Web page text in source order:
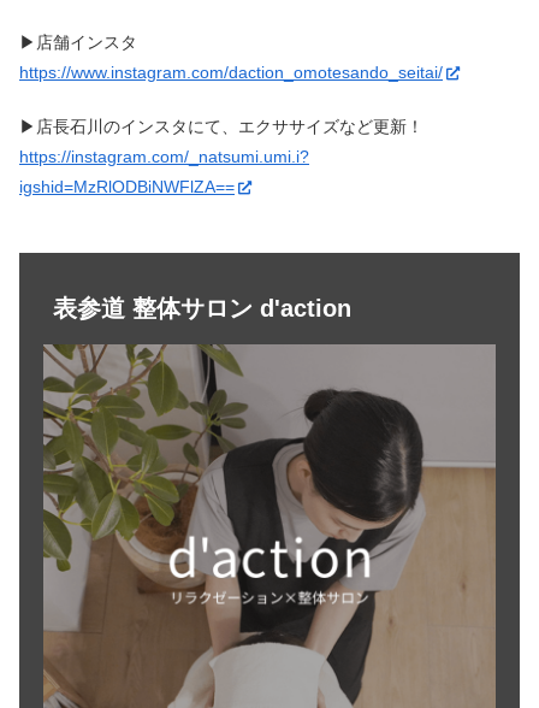
▶︎店舗インスタ
https://www.instagram.com/daction_omotesando_seitai/
▶︎店長石川のインスタにて、エクササイズなど更新！
https://instagram.com/_natsumi.umi.i?
igshid=MzRlODBiNWFlZA==
表参道 整体サロン d'action